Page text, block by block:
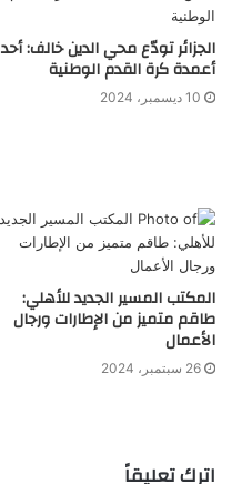
الجزائر تودّع محي الدين خالف: أحد
أعمدة كرة القدم الوطنية
10 ديسمبر، 2024
المكتب المسير الجديد للأهلي:
طاقم متميز من الإطارات ورجال
الأعمال
26 سبتمبر، 2024
اترك تعليقاً